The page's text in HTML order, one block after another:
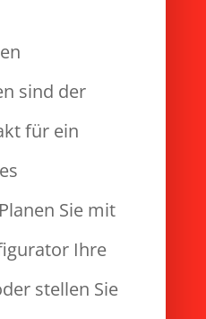
sind der
für ein
Sie mit
Ihre
stellen Sie